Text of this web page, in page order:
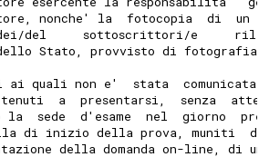
nonche' la  fotocopia  di  un
dei/del     sottoscrittori/e
dello Stato, provvisto di
ai quali non e'  stata
tenuti  a  presentarsi,  senza
la  sede  d'esame  nel  giorno
di inizio della prova, muniti
della domanda on-line, di